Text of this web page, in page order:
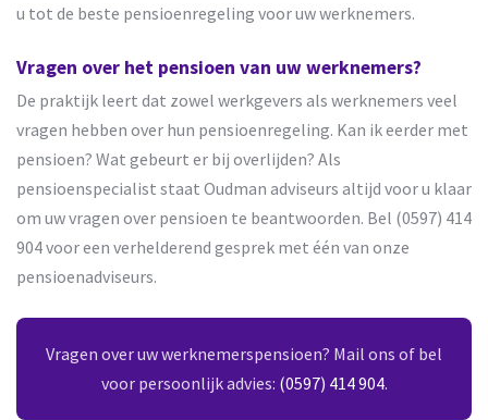
u tot de beste pensioenregeling voor uw werknemers.
Vragen over het pensioen van uw werknemers?
De praktijk leert dat zowel werkgevers als werknemers veel
vragen hebben over hun pensioenregeling. Kan ik eerder met
pensioen? Wat gebeurt er bij overlijden? Als
pensioenspecialist staat Oudman adviseurs altijd voor u klaar
om uw vragen over pensioen te beantwoorden. Bel (0597) 414
904 voor een verhelderend gesprek met één van onze
pensioenadviseurs.
Vragen over uw werknemerspensioen? Mail ons of bel
voor persoonlijk advies: (0597) 414 904.